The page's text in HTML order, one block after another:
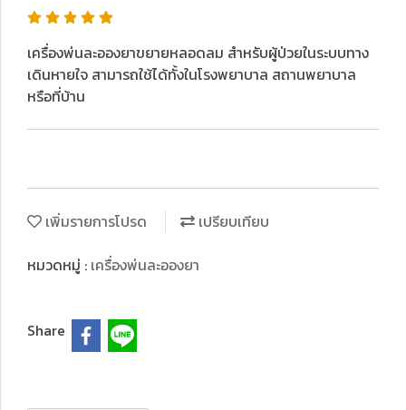
เครื่องพ่นละอองยาขยายหลอดลม สำหรับผู้ป่วยในระบบทาง
เดินหายใจ สามารถใช้ได้ทั้งในโรงพยาบาล สถานพยาบาล
หรือที่บ้าน
เพิ่มรายการโปรด
เปรียบเทียบ
หมวดหมู่ : เครื่องพ่นละอองยา
Share